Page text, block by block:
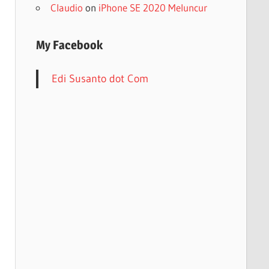
Claudio on iPhone SE 2020 Meluncur
My Facebook
Edi Susanto dot Com